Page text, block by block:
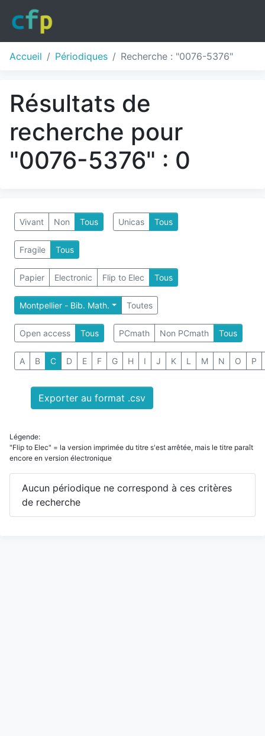
Accueil Périodiques Recherche : "0076-5376"
Résultats de
recherche pour
"0076-5376" : 0
Vivant Non Tous Unicas Tous
Fragile Tous
Papier Electronic Flip to Elec Tous
Montpellier - Bib. Math. Toutes
Open access Tous PCmath Non PCmath Tous
A B C D E F G H I J K L M N O P
Exporter au format .csv
Légende:
"Flip to Elec" = la version imprimée du titre s'est arrêtée, mais le titre paraît
encore en version électronique
Aucun périodique ne correspond à ces critères
de recherche